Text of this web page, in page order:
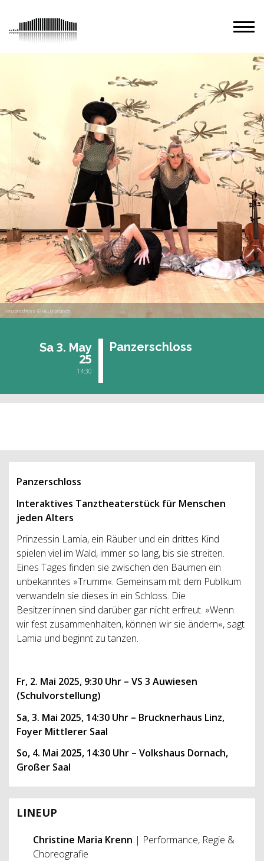
Panzerschloss © HELIX projects
Sa 3. May
25
14:30
Pan­zer­schloss
Panzerschloss
Interaktives Tanztheaterstück für Menschen
jeden Alters
Prinzessin Lamia, ein Räuber und ein drittes Kind
spielen viel im Wald, immer so lang, bis sie streiten.
Eines Tages finden sie zwischen den Bäumen ein
unbekanntes »Trumm«. Gemeinsam mit dem Publikum
verwandeln sie dieses in ein Schloss. Die
Besitzer:innen sind darüber gar nicht erfreut. »Wenn
wir fest zusammenhalten, können wir sie ändern«, sagt
Lamia und beginnt zu tanzen.
Fr, 2. Mai 2025, 9:30 Uhr – VS 3 Auwiesen
(Schulvorstellung)
Sa, 3. Mai 2025, 14:30 Uhr – Brucknerhaus Linz,
Foyer Mittlerer Saal
So, 4. Mai 2025, 14:30 Uhr – Volkshaus Dornach,
Großer Saal
LINEUP
Christine Maria Krenn | Performance, Regie &
Choreografie